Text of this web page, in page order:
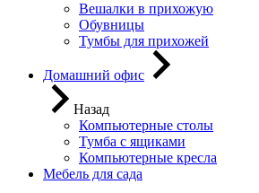
Вешалки в прихожую
Обувницы
Тумбы для прихожей
Домашний офис
Назад
Компьютерные столы
Тумба с ящиками
Компьютерные кресла
Мебель для сада